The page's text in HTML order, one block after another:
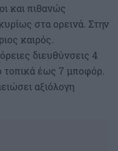
και πιθανώς
στα ορεινά. Στην
καιρός.
διευθύνσεις 4
τοπικά έως 7 μποφόρ.
αξιόλογη